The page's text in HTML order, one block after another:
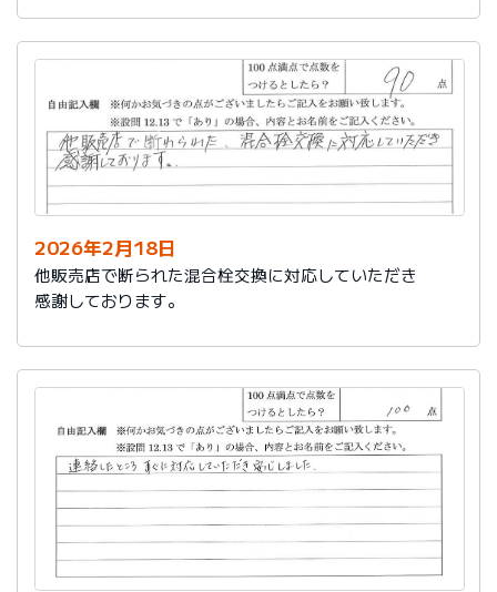
2026年2月18日
他販売店で断られた混合栓交換に対応していただき
感謝しております。